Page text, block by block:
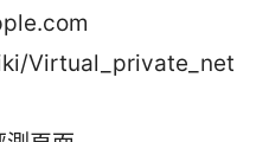
Virtual_private_net